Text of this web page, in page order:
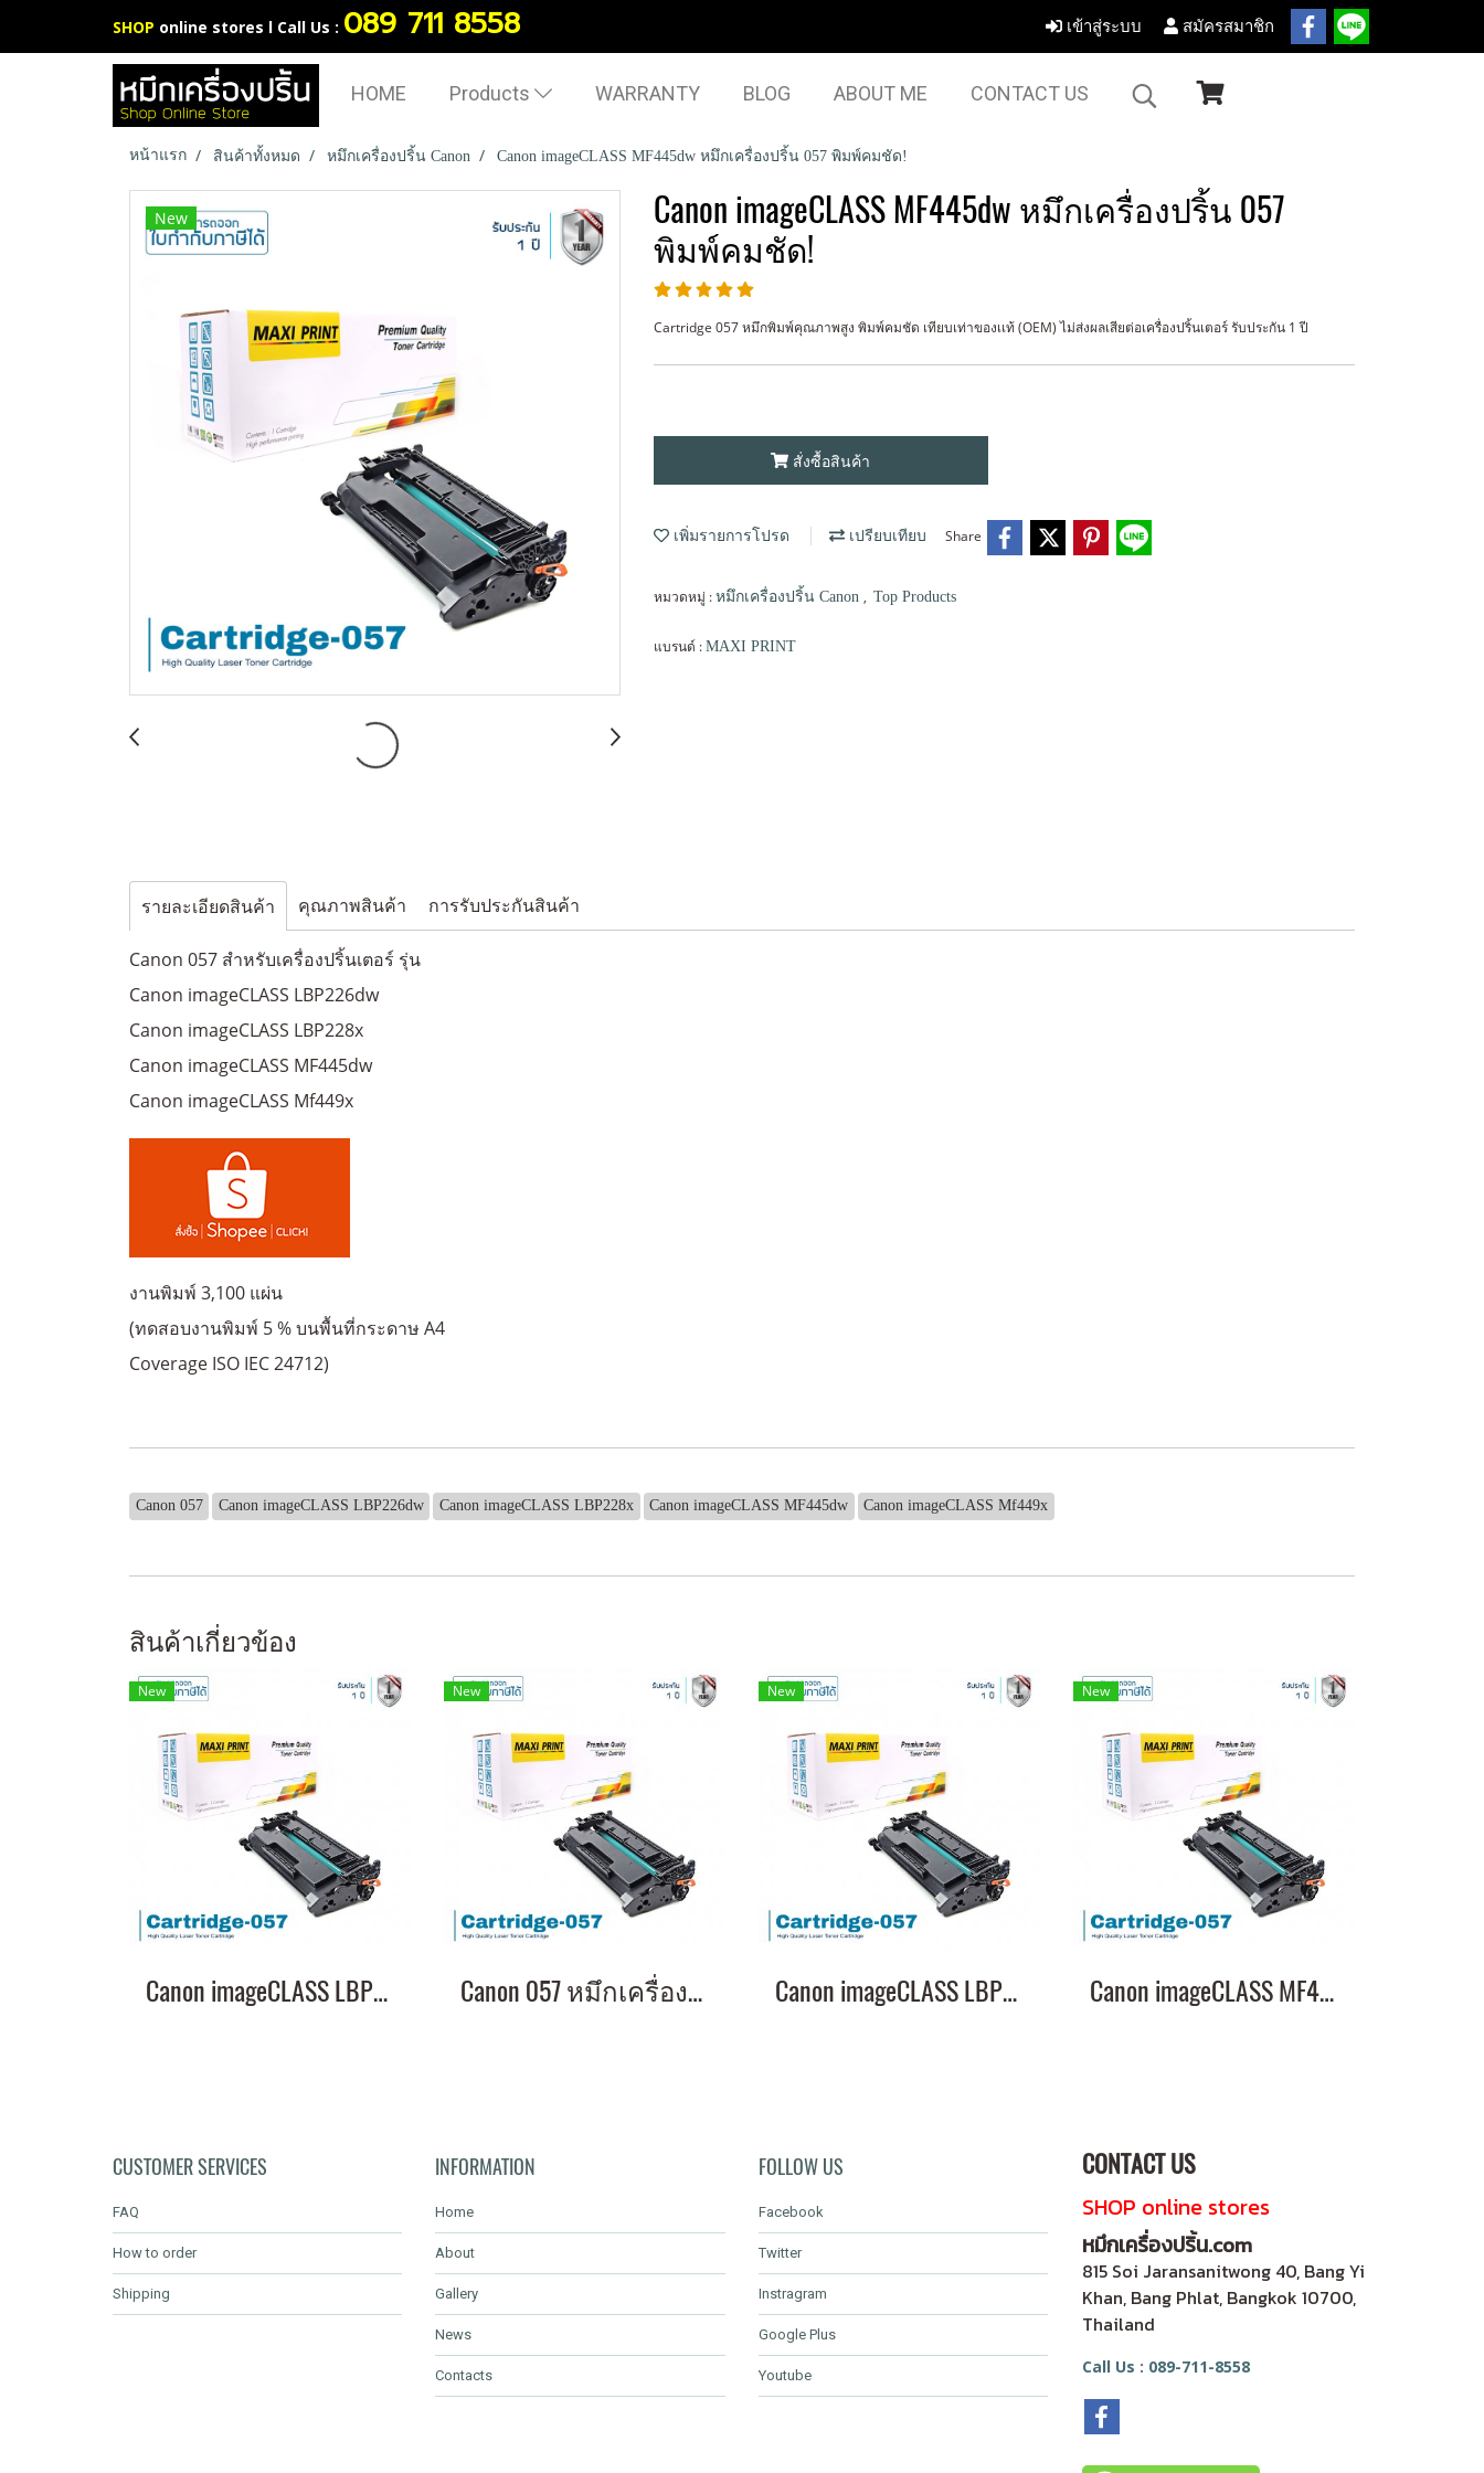
SHOP online stores l Call Us : 089 711 8558 เข้าสู่ระบบ สมัครสมาชิก
HOME Products WARRANTY BLOG ABOUT ME CONTACT US
หน้าแรก สินค้าทั้งหมด หมึกเครื่องปริ้น Canon Canon imageCLASS MF445dw หมึกเครื่องปริ้น 057 พิมพ์คมชัด!
New
Canon imageCLASS MF445dw หมึกเครื่องปริ้น 057
พิมพ์คมชัด!
Cartridge 057 หมึกพิมพ์คุณภาพสูง พิมพ์คมชัด เทียบเท่าของเเท้ (OEM) ไม่ส่งผลเสียต่อเครื่องปริ้นเตอร์ รับประกัน 1 ปี
สั่งซื้อสินค้า
เพิ่มรายการโปรด เปรียบเทียบ Share
หมวดหมู่ : หมึกเครื่องปริ้น Canon , Top Products
แบรนด์ : MAXI PRINT
รายละเอียดสินค้า คุณภาพสินค้า การรับประกันสินค้า
Canon 057 สำหรับเครื่องปริ้นเตอร์ รุ่น
Canon imageCLASS LBP226dw
Canon imageCLASS LBP228x
Canon imageCLASS MF445dw
Canon imageCLASS Mf449x
งานพิมพ์ 3,100 แผ่น
(ทดสอบงานพิมพ์ 5 % บนพื้นที่กระดาษ A4
Coverage ISO IEC 24712)
Canon 057 Canon imageCLASS LBP226dw Canon imageCLASS LBP228x Canon imageCLASS MF445dw Canon imageCLASS Mf449x
สินค้าเกี่ยวข้อง
New
Canon imageCLASS LBP226dw หมึกเครื่องปริ้น 057 คุณภาพสูง พิมพ์คมชัด!
New
Canon 057 หมึกเครื่องปริ้น 057 คุณภาพสูง พิมพ์คมชัด!
New
Canon imageCLASS LBP228x หมึกเครื่องปริ้น 057 คุณภาพสูง พิมพ์คมชัด!
New
Canon imageCLASS MF449x หมึกเครื่องปริ้น 057 พิมพ์คมชัด!
CUSTOMER SERVICES
FAQ
How to order
Shipping
INFORMATION
Home
About
Gallery
News
Contacts
FOLLOW US
Facebook
Twitter
Instragram
Google Plus
Youtube
CONTACT US
SHOP online stores
หมึกเครื่องปริ้น.com
815 Soi Jaransanitwong 40, Bang Yi
Khan, Bang Phlat, Bangkok 10700,
Thailand
Call Us : 089-711-8558